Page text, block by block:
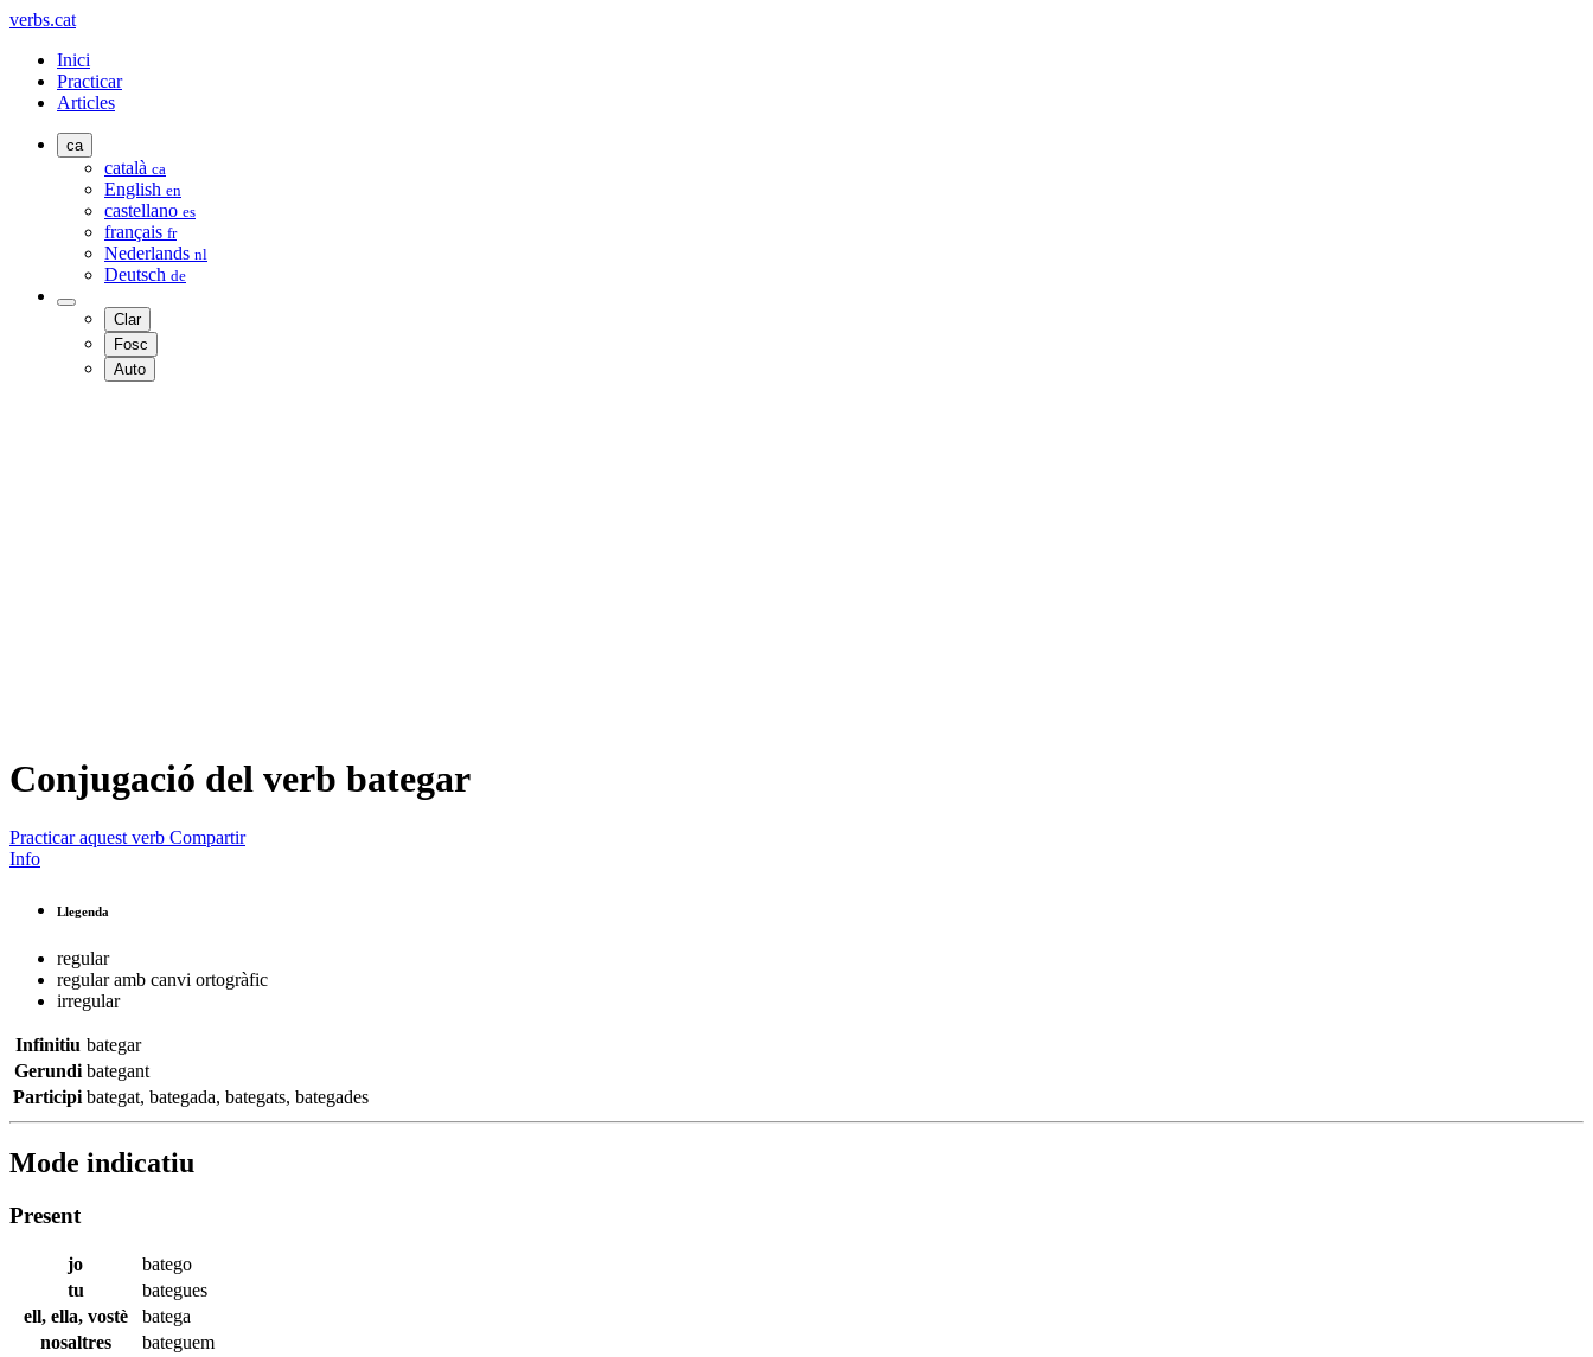
verbs.cat
Inici
Practicar
Articles
ca
català ca
English en
castellano es
français fr
Nederlands nl
Deutsch de
Clar
Fosc
Auto
Conjugació del verb bategar
Practicar aquest verb Compartir
Info
Llegenda
regular
regular amb canvi ortogràfic
irregular
Infinitiu bategar
Gerundi bategant
Participi bategat, bategada, bategats, bategades
Mode indicatiu
Present
jo
batego
tu
bategues
ell, ella, vostè
batega
nosaltres
bateguem